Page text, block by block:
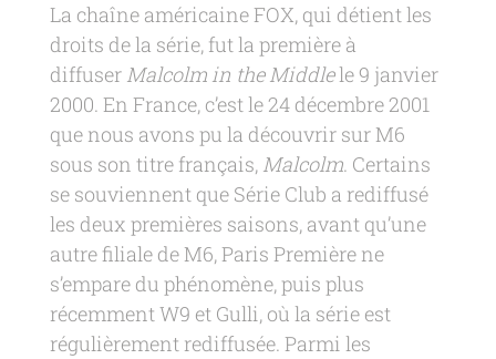
La chaîne américaine FOX, qui détient les
droits de la série, fut la première à
diffuser Malcolm in the Middlele 9 janvier
2000. En France, c’est le 24 décembre 2001
que nous avons pu la découvrir sur M6
sous son titre français, Malcolm. Certains
se souviennent que Série Club a rediffusé
les deux premières saisons, avant qu’une
autre filiale de M6, Paris Première ne
s’empare du phénomène, puis plus
récemment W9 et Gulli, où la série est
régulièrement rediffusée. Parmi les